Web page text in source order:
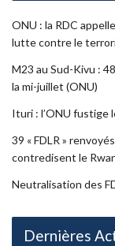
ONU : la RDC
lutte contre le
M23 au Sud-Kivu :
la mi-juillet (ONU)
Ituri : l’ONU fustige
39 « FDLR »
contredisent le
Neutralisation des
Dernières